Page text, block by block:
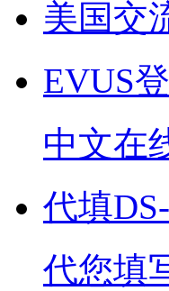
美国交
EVUS
中文在
代填
代您填